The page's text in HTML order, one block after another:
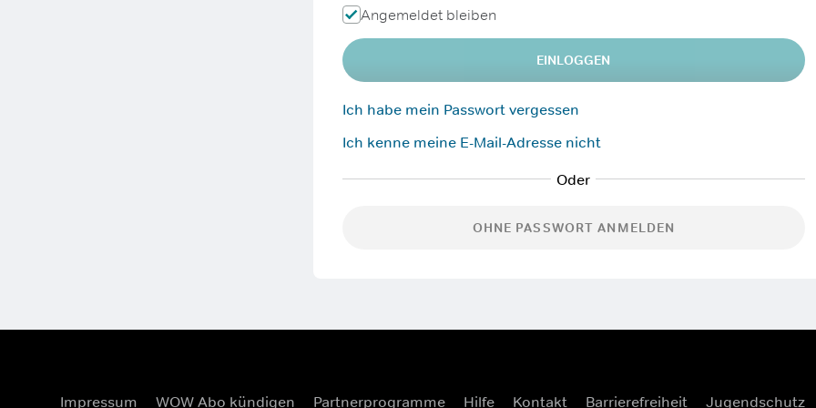
Angemeldet bleiben
EINLOGGEN
Ich habe mein Passwort vergessen
Ich kenne meine E-Mail-Adresse nicht
OHNE PASSWORT ANMELDEN
Impressum WOW Abo kündigen Partnerprogramme Hilfe Kontakt Barrierefreiheit Jugendschutz